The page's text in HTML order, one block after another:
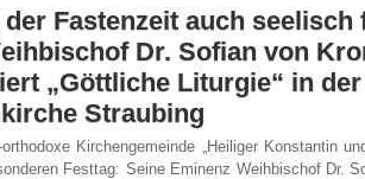
der Fastenzeit auch seelisch
Dr. Sofian von
„Göttliche Liturgie“ in der
Straubing
Kirchengemeinde „Heiliger Konstantin
Festtag: Seine Eminenz Weihbischof Dr.